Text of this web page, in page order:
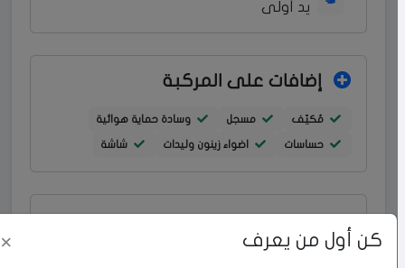
يد أولى
إضافات على المركبة
مُكيّف مسجل وسادة حماية هوائية
حساسات اضواء زينون وليدات شاشة
رقم الإعلان: 69287
كن أول من يعرف ×